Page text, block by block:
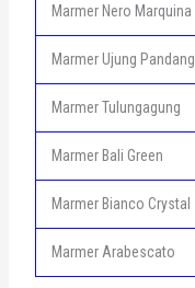
Marmer Nero Marquina
Marmer Ujung Pandang
Marmer Tulungagung
Marmer Bali Green
Marmer Bianco Crystal
Marmer Arabescato